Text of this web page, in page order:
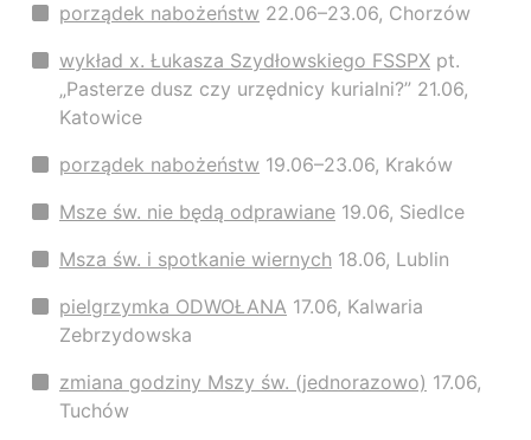
porządek nabożeństw 22.06–23.06, Chorzów
wykład x. Łukasza Szydłowskiego FSSPX pt.
„Pasterze dusz czy urzędnicy kurialni?” 21.06,
Katowice
porządek nabożeństw 19.06–23.06, Kraków
Msze św. nie będą odprawiane 19.06, Siedlce
Msza św. i spotkanie wiernych 18.06, Lublin
pielgrzymka ODWOŁANA 17.06, Kalwaria
Zebrzydowska
zmiana godziny Mszy św. (jednorazowo) 17.06,
Tuchów